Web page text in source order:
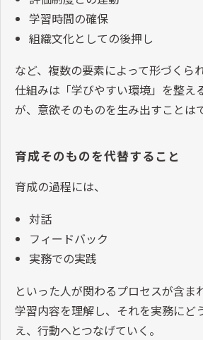
学習時間の確保
組織文化としての後押し
など、複数の要素によって形づくられ
仕組みは「学びやすい環境」を整え
が、意欲そのものを生み出すことは
育成そのものを代替すること
育成の過程には、
対話
フィードバック
実務での実践
といった人が関わるプロセスが含ま
学習内容を理解し、それを実務にど
え、行動へとつなげていく。